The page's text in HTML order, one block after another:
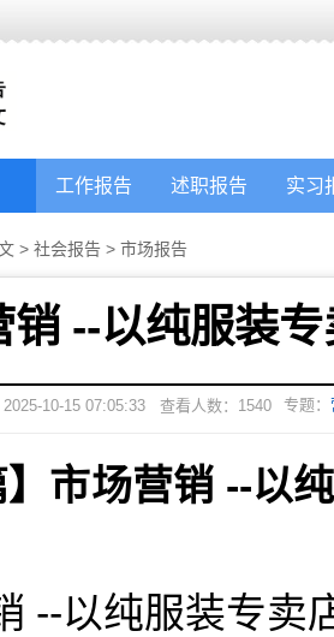
工作报告 述职报告 实习
> 社会报告 > 市场报告
销 --以纯服装
10-15 07:05:33 查看人数： 1540 专题：
】市场营销 --以
--以纯服装专卖